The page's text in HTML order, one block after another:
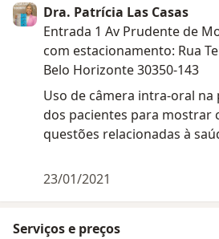
Dra. Patrícia Las Casas
Entrada 1 Av Prudente de
com estacionamento: Rua
Belo Horizonte 30350-143
Uso de câmera intra-oral
dos pacientes para mostrar
questões relacionadas à
23/01/2021
Serviços e preços